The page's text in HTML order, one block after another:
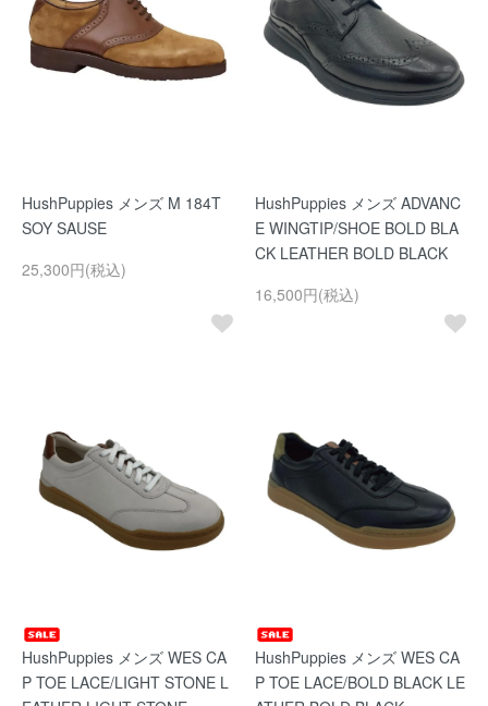
HushPuppies メンズ M 184T
SOY SAUSE
25,300円(税込)
HushPuppies メンズ ADVANC
E WINGTIP/SHOE BOLD BLA
CK LEATHER BOLD BLACK
16,500円(税込)
HushPuppies メンズ WES CA
P TOE LACE/LIGHT STONE L
HushPuppies メンズ WES CA
P TOE LACE/BOLD BLACK LE